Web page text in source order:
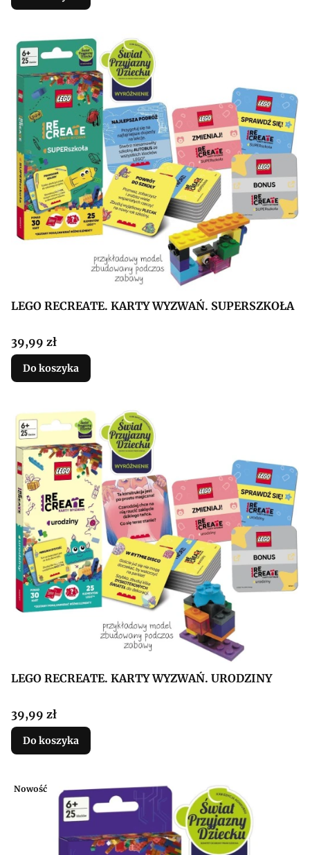
LEGO RECREATE. KARTY WYZWAŃ. SUPERSZKOŁA
Cena
39,99 zł
Do koszyka
LEGO RECREATE. KARTY WYZWAŃ. URODZINY
Cena
39,99 zł
Do koszyka
Nowość